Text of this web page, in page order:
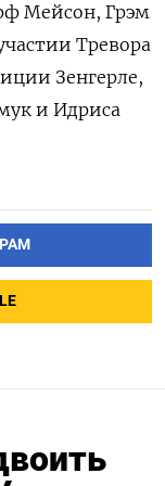
Мейсон, Грэм
Тревора
Зенгерле,
и Идриса